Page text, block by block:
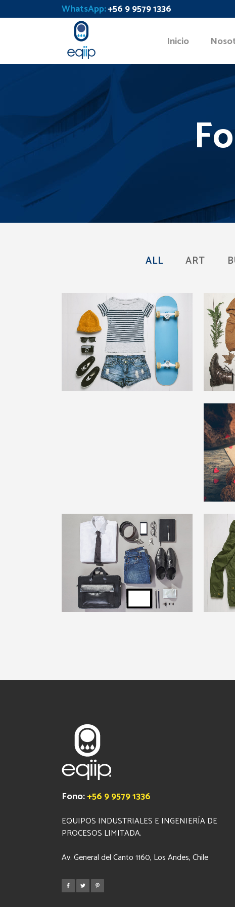
WhatsApp:+56 9 9579 1336
Inicio
ALL ART
Adventures in Zonderland
Business
zoom view
Last Iceland Sunshine
Photography
zoom view
Fono:+56 9 9579 1336
EQUIPOS INDUSTRIALES E INGENIERÍA DE
PROCESOS LIMITADA.
Av. General del Canto 1160, Los Andes, Chile